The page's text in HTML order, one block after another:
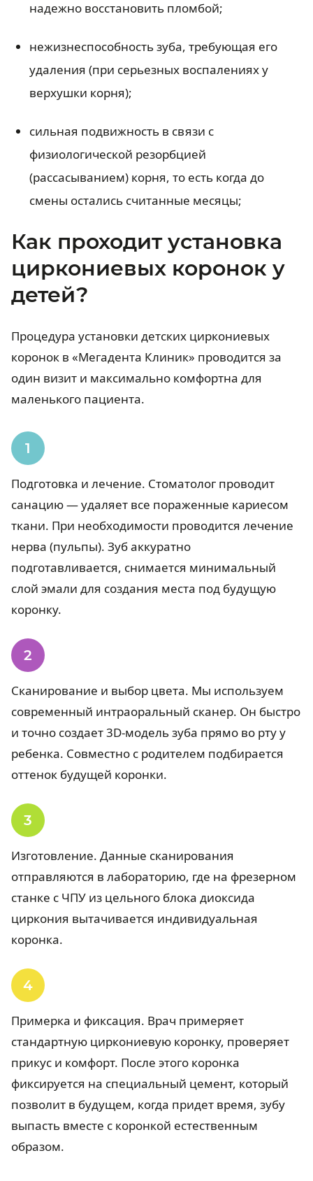
надежно восстановить пломбой;
нежизнеспособность зуба, требующая его
удаления (при серьезных воспалениях у
верхушки корня);
сильная подвижность в связи с
физиологической резорбцией
(рассасыванием) корня, то есть когда до
смены остались считанные месяцы;
Как проходит установка
циркониевых коронок у
детей?
Процедура установки детских циркониевых
коронок в «Мегадента Клиник» проводится за
один визит и максимально комфортна для
маленького пациента.
Подготовка и лечение. Стоматолог проводит
санацию — удаляет все пораженные кариесом
ткани. При необходимости проводится лечение
нерва (пульпы). Зуб аккуратно
подготавливается, снимается минимальный
слой эмали для создания места под будущую
коронку.
Сканирование и выбор цвета. Мы используем
современный интраоральный сканер. Он быстро
и точно создает 3D-модель зуба прямо во рту у
ребенка. Совместно с родителем подбирается
оттенок будущей коронки.
Изготовление. Данные сканирования
отправляются в лабораторию, где на фрезерном
станке с ЧПУ из цельного блока диоксида
циркония вытачивается индивидуальная
коронка.
Примерка и фиксация. Врач примеряет
стандартную циркониевую коронку, проверяет
прикус и комфорт. После этого коронка
фиксируется на специальный цемент, который
позволит в будущем, когда придет время, зубу
выпасть вместе с коронкой естественным
образом.